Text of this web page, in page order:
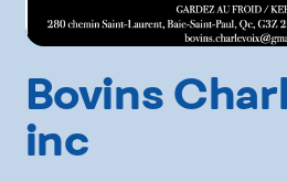
Bovins
inc